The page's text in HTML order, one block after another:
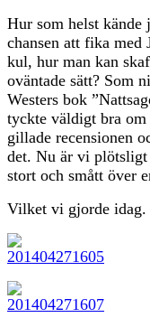
Hur som helst kände
chansen att fika med
kul, hur man kan
oväntade sätt? Som
Westers bok
tyckte väldigt bra om
gillade recensionen
det. Nu är vi plötsligt
stort och smått över
Vilket vi gjorde idag.